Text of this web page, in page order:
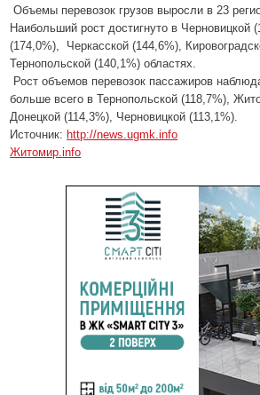
Объемы перевозок грузов выросли в 23
Наибольший рост достигнуто в Черновицкой
(174,0%), Черкасской (144,6%),
Тернопольской (140,1%) областях.
Рост объемов перевозок пассажиров
больше всего в Тернопольской (118,7%),
Донецкой (114,3%), Черновицкой (113,1%).
Источник: http://news.ugmk.info
Житомир.info